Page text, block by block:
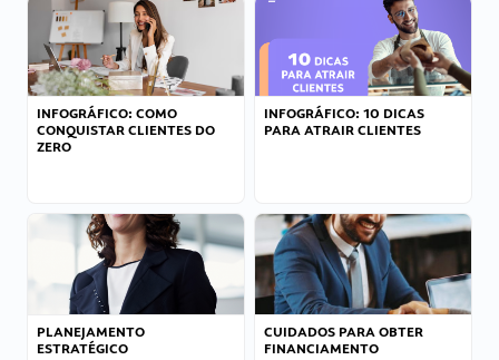
INFOGRÁFICO: COMO
CONQUISTAR CLIENTES DO
ZERO
INFOGRÁFICO: 10 DICAS
PARA ATRAIR CLIENTES
PLANEJAMENTO
ESTRATÉGICO
CUIDADOS PARA OBTER
FINANCIAMENTO